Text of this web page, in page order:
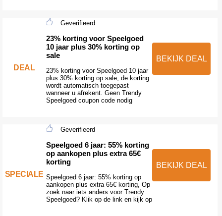
DEAL
Geverifieerd
23% korting voor Speelgoed
10 jaar plus 30% korting op
sale
23% korting voor Speelgoed 10 jaar
plus 30% korting op sale, de korting
wordt automatisch toegepast
wanneer u afrekent. Geen Trendy
Speelgoed coupon code nodig
BEKIJK DEAL
SPECIALE
Geverifieerd
Speelgoed 6 jaar: 55% korting
op aankopen plus extra 65€
korting
Speelgoed 6 jaar: 55% korting op
aankopen plus extra 65€ korting, Op
zoek naar iets anders voor Trendy
Speelgoed? Klik op de link en kijk op
BEKIJK DEAL